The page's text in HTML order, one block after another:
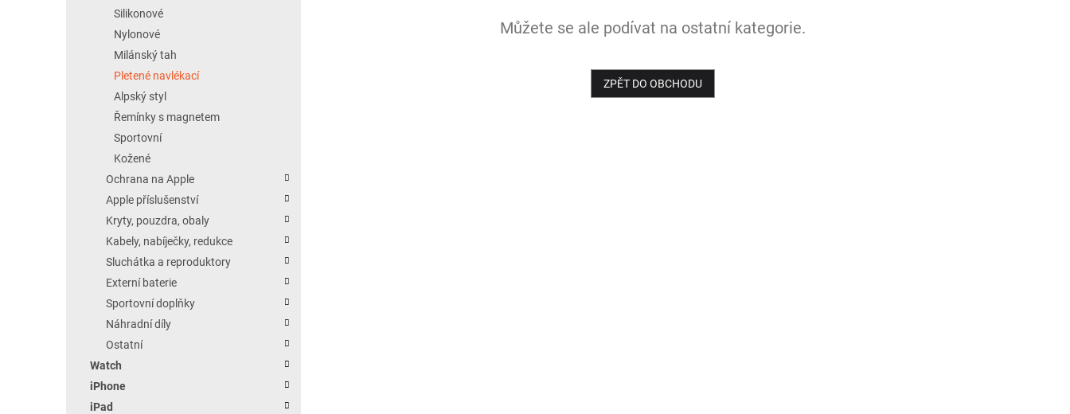
Silikonové
Nylonové
Milánský tah
Pletené navlékací
Alpský styl
Řemínky s magnetem
Sportovní
Kožené
Ochrana na Apple
Apple příslušenství
Kryty, pouzdra, obaly
Kabely, nabíječky, redukce
Sluchátka a reproduktory
Externí baterie
Sportovní doplňky
Náhradní díly
Ostatní
Watch
iPhone
iPad
Můžete se ale podívat na ostatní kategorie.
ZPĚT DO OBCHODU